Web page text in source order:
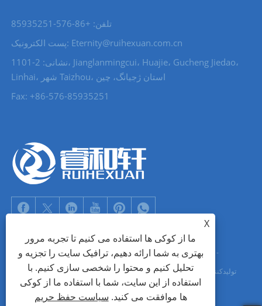
تلفن: +86-576-85935251
پست الکترونیک: Eternity@ruihexuan.com.cn
نشانی: 2-1101، Jianglanmingcui، Huajie، Gucheng Jiedao،
Linhai، شهر Taizhou، استان ژجیانگ، چین
Fax: +86-576-85935251
حق چاپ © 2022 Zhejiang Ruihexuan Import and Export Co., Ltd. -
تولیدکنندگان دکمه فلزی، لغزنده زیپ، تامین کنندگان چشمک فلزی - کلیه حقوق
محفوظ است
X
ما از کوکی ها استفاده می کنیم تا تجربه مرور
بهتری به شما ارائه دهیم، ترافیک سایت را تجزیه و
تحلیل کنیم و محتوا را شخصی سازی کنیم. با
استفاده از این سایت، شما با استفاده ما از کوکی
ها موافقت می کنید. سیاست حفظ حریم